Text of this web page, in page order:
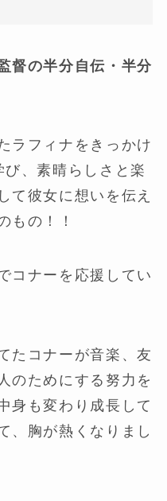
督の半分自伝・半分
ラフィナをきっかけ
、素晴らしさと楽
て彼女に想いを伝え
もの！！
コナーを応援してい
たコナーが音楽、友
のためにする努力を
身も変わり成長して
、胸が熱くなりまし